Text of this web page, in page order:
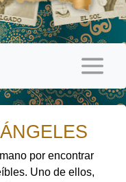
por encontrar
Uno de ellos,